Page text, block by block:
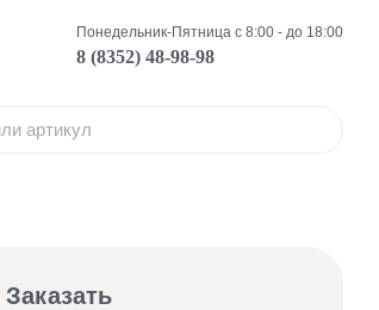
Понедельник-Пятница с 8:00 - до 18:00
8 (8352) 48-98-98
Заказать